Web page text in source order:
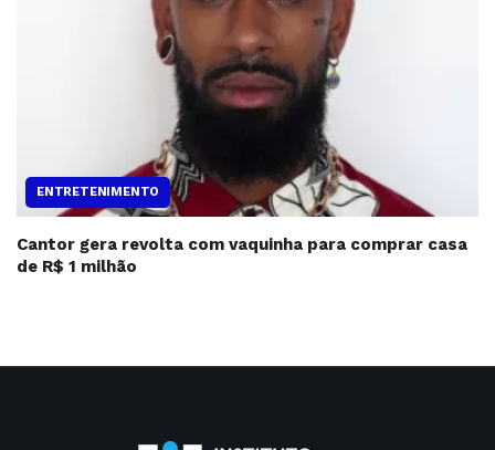
ENTRETENIMENTO
Cantor gera revolta com vaquinha para comprar casa
de R$ 1 milhão